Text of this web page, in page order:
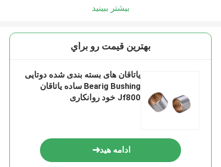
بیشتر ببینید
بهترين قيمت رو براي
یاتاقان های بسته بندی شده دوتایی
Bearig Bushing ساده یاتاقان
Jf800 خود روانکاری
ادامه هید